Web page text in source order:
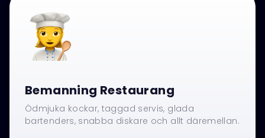
Bemanning Restaurang
Ödmjuka kockar, taggad servis, glada
bartenders, snabba diskare och allt däremellan.